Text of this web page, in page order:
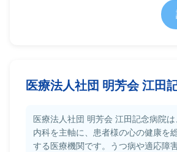
医療法人社団 明芳会 江田
医療法人社団 明芳会 江田記念病院
内科を主軸に、患者様の心の健康を
する医療機関です。うつ病や適応障